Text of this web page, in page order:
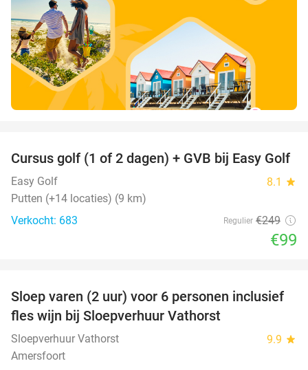
60%
Cursus golf (1 of 2 dagen) + GVB bij Easy Golf
Easy Golf 8.1 star
Putten (+14 locaties) (9 km)
Verkocht: 683
Regulier €249
€99
41%
Sloep varen (2 uur) voor 6 personen inclusief
fles wijn bij Sloepverhuur Vathorst
Sloepverhuur Vathorst 9.9 star
Amersfoort